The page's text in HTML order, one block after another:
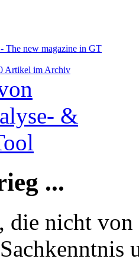
The new magazine in GT
Artikel im Archiv
...
die nicht